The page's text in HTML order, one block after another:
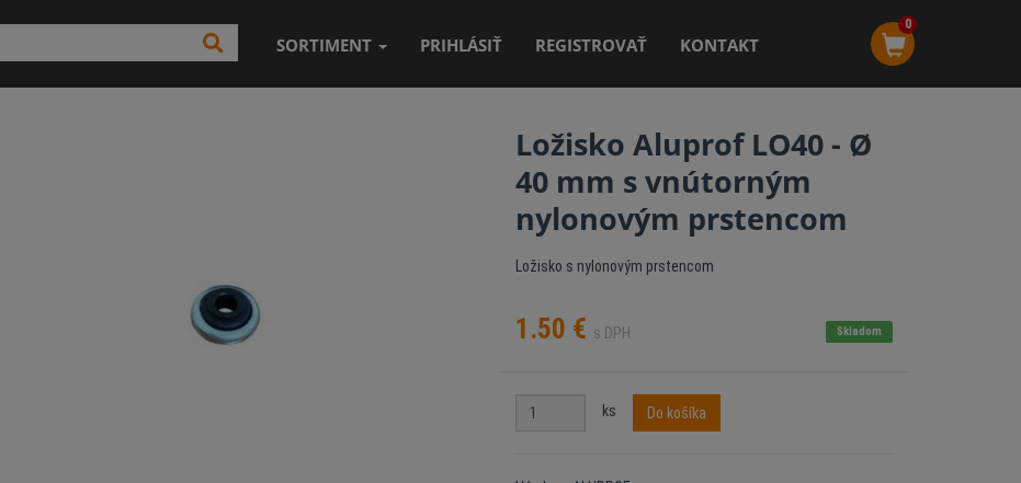
SORTIMENT PRIHLÁSIŤ REGISTROVAŤ KONTAKT
0
Ložisko Aluprof LO40 - Ø
40 mm s vnútorným
nylonovým prstencom
Ložisko s nylonovým prstencom
1.50 € s DPH Skladom
ks Do košíka